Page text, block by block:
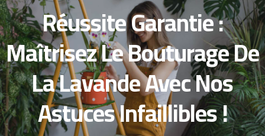
Réussite Garantie :
Maîtrisez Le Bouturage De
La Lavande Avec Nos
Astuces Infaillibles !